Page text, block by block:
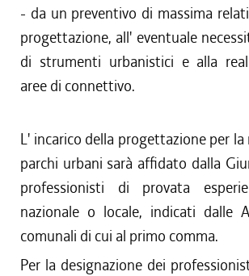
- da un preventivo di massima
progettazione, all' eventuale
di strumenti urbanistici e alla
aree di connettivo.
L' incarico della progettazione per la
parchi urbani sarà affidato dalla
professionisti di provata
nazionale o locale, indicati dalle
comunali di cui al primo comma.
Per la designazione dei